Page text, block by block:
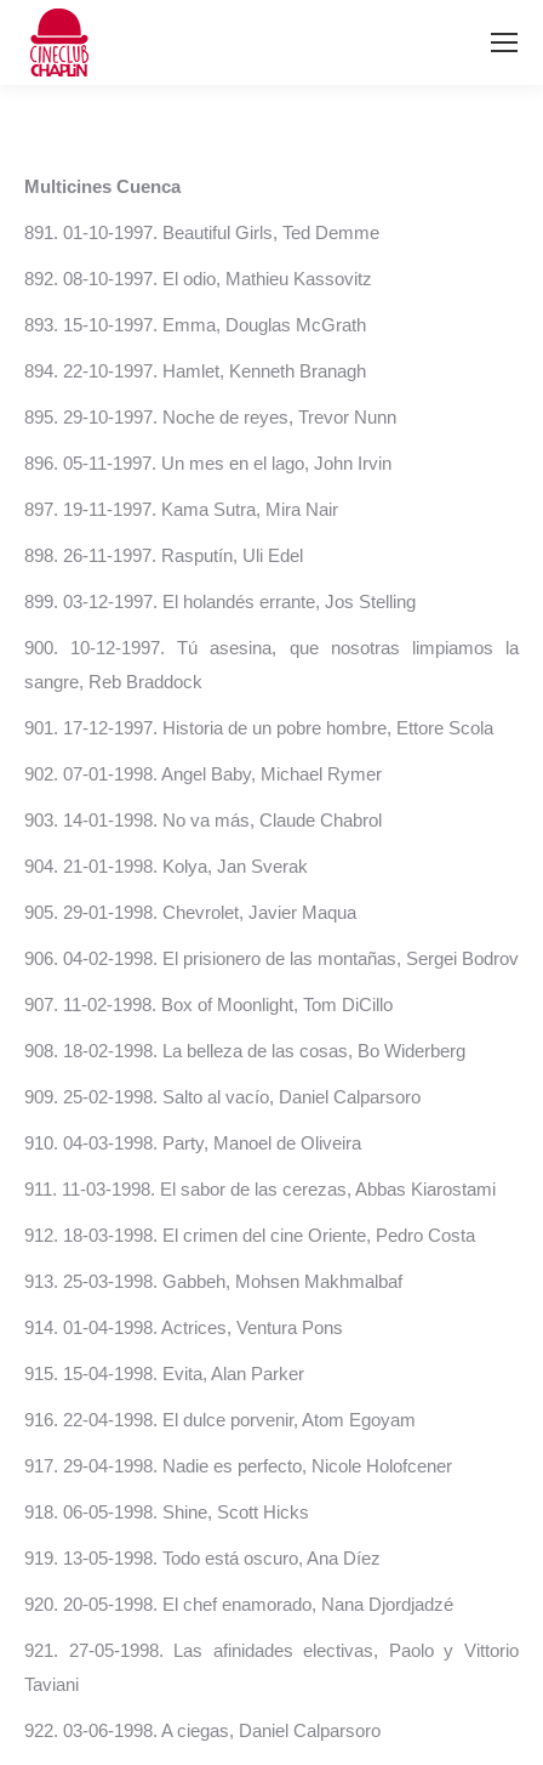
Multicines Cuenca
891. 01-10-1997. Beautiful Girls, Ted Demme
892. 08-10-1997. El odio, Mathieu Kassovitz
893. 15-10-1997. Emma, Douglas McGrath
894. 22-10-1997. Hamlet, Kenneth Branagh
895. 29-10-1997. Noche de reyes, Trevor Nunn
896. 05-11-1997. Un mes en el lago, John Irvin
897. 19-11-1997. Kama Sutra, Mira Nair
898. 26-11-1997. Rasputín, Uli Edel
899. 03-12-1997. El holandés errante, Jos Stelling
900. 10-12-1997. Tú asesina, que nosotras limpiamos la
sangre, Reb Braddock
901. 17-12-1997. Historia de un pobre hombre, Ettore Scola
902. 07-01-1998. Angel Baby, Michael Rymer
903. 14-01-1998. No va más, Claude Chabrol
904. 21-01-1998. Kolya, Jan Sverak
905. 29-01-1998. Chevrolet, Javier Maqua
906. 04-02-1998. El prisionero de las montañas, Sergei Bodrov
907. 11-02-1998. Box of Moonlight, Tom DiCillo
908. 18-02-1998. La belleza de las cosas, Bo Widerberg
909. 25-02-1998. Salto al vacío, Daniel Calparsoro
910. 04-03-1998. Party, Manoel de Oliveira
911. 11-03-1998. El sabor de las cerezas, Abbas Kiarostami
912. 18-03-1998. El crimen del cine Oriente, Pedro Costa
913. 25-03-1998. Gabbeh, Mohsen Makhmalbaf
914. 01-04-1998. Actrices, Ventura Pons
915. 15-04-1998. Evita, Alan Parker
916. 22-04-1998. El dulce porvenir, Atom Egoyam
917. 29-04-1998. Nadie es perfecto, Nicole Holofcener
918. 06-05-1998. Shine, Scott Hicks
919. 13-05-1998. Todo está oscuro, Ana Díez
920. 20-05-1998. El chef enamorado, Nana Djordjadzé
921. 27-05-1998. Las afinidades electivas, Paolo y Vittorio
Taviani
922. 03-06-1998. A ciegas, Daniel Calparsoro